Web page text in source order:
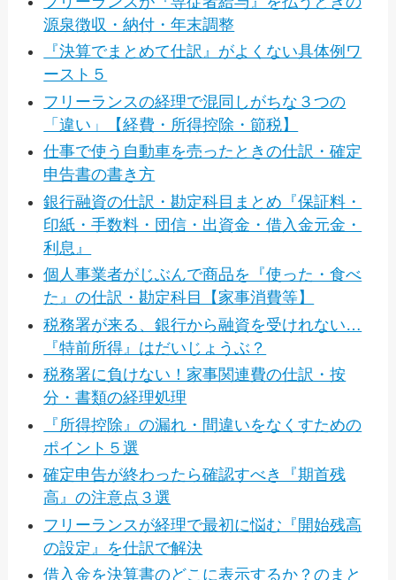
源泉徴収・納付・年末調整
『決算でまとめて仕訳』がよくない具体例ワ
ースト５
フリーランスの経理で混同しがちな３つの
「違い」【経費・所得控除・節税】
仕事で使う自動車を売ったときの仕訳・確定
申告書の書き方
銀行融資の仕訳・勘定科目まとめ『保証料・
印紙・手数料・団信・出資金・借入金元金・
利息』
個人事業者がじぶんで商品を『使った・食べ
た』の仕訳・勘定科目【家事消費等】
税務署が来る、銀行から融資を受けれない…
『特前所得』はだいじょうぶ？
税務署に負けない！家事関連費の仕訳・按
分・書類の経理処理
『所得控除』の漏れ・間違いをなくすための
ポイント５選
確定申告が終わったら確認すべき『期首残
高』の注意点３選
フリーランスが経理で最初に悩む『開始残高
の設定』を仕訳で解決
借入金を決算書のどこに表示するか？のまと